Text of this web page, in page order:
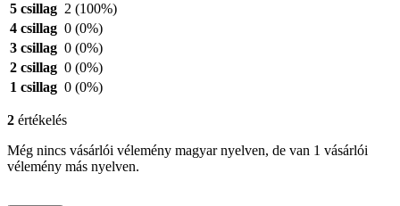
5 csillag 2 (100%)
4 csillag 0 (0%)
3 csillag 0 (0%)
2 csillag 0 (0%)
1 csillag 0 (0%)
2 értékelés
Még nincs vásárlói vélemény magyar nyelven, de van 1 vásárlói
vélemény más nyelven.